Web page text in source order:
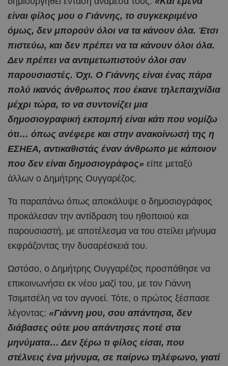
είναι φίλος μου ο Γιάννης, το συγκεκριμένο
όμως, δεν μπορούν όλοι να τα κάνουν όλα. Έτσι
πιστεύω, και δεν πρέπει να τα κάνουν όλοι όλα.
Δεν πρέπει να αντιμετωπιστούν όλοι σαν
παρουσιαστές. Όχι. Ο Γιάννης είναι ένας πάρα
πολύ ικανός άνθρωπος που έκανε τηλεπαιχνίδια
μέχρι τώρα, το να συντονίζει μια
δημοσιογραφική εκπομπή είναι κάτι που νομίζω
ότι… όπως ανέφερε και στην ανακοίνωσή της η
ΕΣΗΕΑ, αντικαθιστάς έναν άνθρωπο με κάποιον
που δεν είναι δημοσιογράφος» είπε μεταξύ
άλλων ο Δημήτρης Ουγγαρέζος.
Τα παραπάνω όπως αποκάλυψε ο δημοσιογράφος
προκάλεσαν την αντίδραση του ηθοποιού και
παρουσιαστή, με αποτέλεσμα να του στείλει μήνυμα
εκφράζοντας την δυσαρέσκειά του.
Ωστόσο, ο Δημήτρης Ουγγαρέζος προσπάθησε να
επικοινωνήσει εκ νέου μαζί του, με τον Γιάννη
Τσιμιτσέλη να τον αγνοεί. Τότε, ο πρώτος ξέσπασε
λέγοντας: «Γιάννη μου, σου απάντησα, δεν
διάβασες ούτε μου απάντησες ποτέ στα
μηνύματα… Δεν ξέρω τι φίλος είσαι, που
στέλνεις ένα μήνυμα, σε παίρνω τηλέφωνο, γιατί